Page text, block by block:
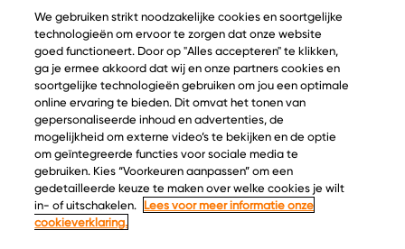
© Copyright 2026 Velder
Inspiratie
Kaascatalogus
Recepten
Kaasplankjes
Blog
Informatie
Over ons
Ontdek
Keurmerken
We gebruiken strikt noodzakelijke cookies en soortgelijke
technologieën om ervoor te zorgen dat onze website
goed functioneert. Door op "Alles accepteren" te klikken,
ga je ermee akkoord dat wij en onze partners cookies en
soortgelijke technologieën gebruiken om jou een optimale
online ervaring te bieden. Dit omvat het tonen van
gepersonaliseerde inhoud en advertenties, de
mogelijkheid om externe video’s te bekijken en de optie
om geïntegreerde functies voor sociale media te
gebruiken. Kies “Voorkeuren aanpassen” om een
gedetailleerde keuze te maken over welke cookies je wilt
in- of uitschakelen.
Lees voor meer informatie onze
cookieverklaring.